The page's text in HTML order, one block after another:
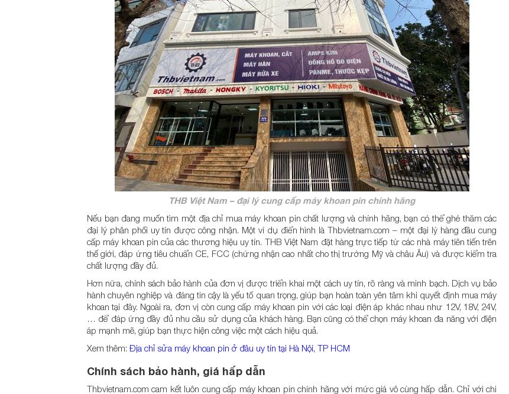
THB Việt Nam – đại lý cung cấp máy khoan pin chính hãng
Nếu bạn đang muốn tìm một địa chỉ mua máy khoan pin chất lượng và chính hãng, bạn có thể ghé thăm các
đại lý phân phối uy tín được công nhận. Một ví dụ điển hình là Thbvietnam.com – một đại lý hàng đầu cung
cấp máy khoan pin của các thương hiệu uy tín. THB Việt Nam đặt hàng trực tiếp từ các nhà máy tiên tiến trên
thế giới, đáp ứng tiêu chuẩn CE, FCC (chứng nhận cao nhất cho thị trường Mỹ và châu Âu) và được kiểm tra
chất lượng đầy đủ.
Hơn nữa, chính sách bảo hành của đơn vị được triển khai một cách uy tín, rõ ràng và minh bạch. Dịch vụ bảo
hành chuyên nghiệp và đáng tin cậy là yếu tố quan trọng, giúp bạn hoàn toàn yên tâm khi quyết định mua máy
khoan tại đây. Ngoài ra, đơn vị còn cung cấp máy khoan pin với các loại điện áp khác nhau như 12V, 18V, 24V,
… để đáp ứng đầy đủ nhu cầu sử dụng của khách hàng. Bạn cũng có thể chọn máy khoan đa năng với điện
áp mạnh mẽ, giúp bạn thực hiện công việc một cách hiệu quả.
Xem thêm: Địa chỉ sửa máy khoan pin ở đâu uy tín tại Hà Nội, TP HCM
Chính sách bảo hành, giá hấp dẫn
Thbvietnam.com cam kết luôn cung cấp máy khoan pin chính hãng với mức giá vô cùng hấp dẫn. Chỉ với chi